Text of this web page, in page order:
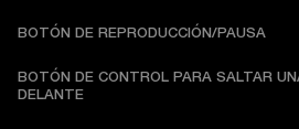
BOTÓN DE REPRODUCCIÓN/PAUSA
BOTÓN DE CONTROL PARA SALTAR
DELANTE